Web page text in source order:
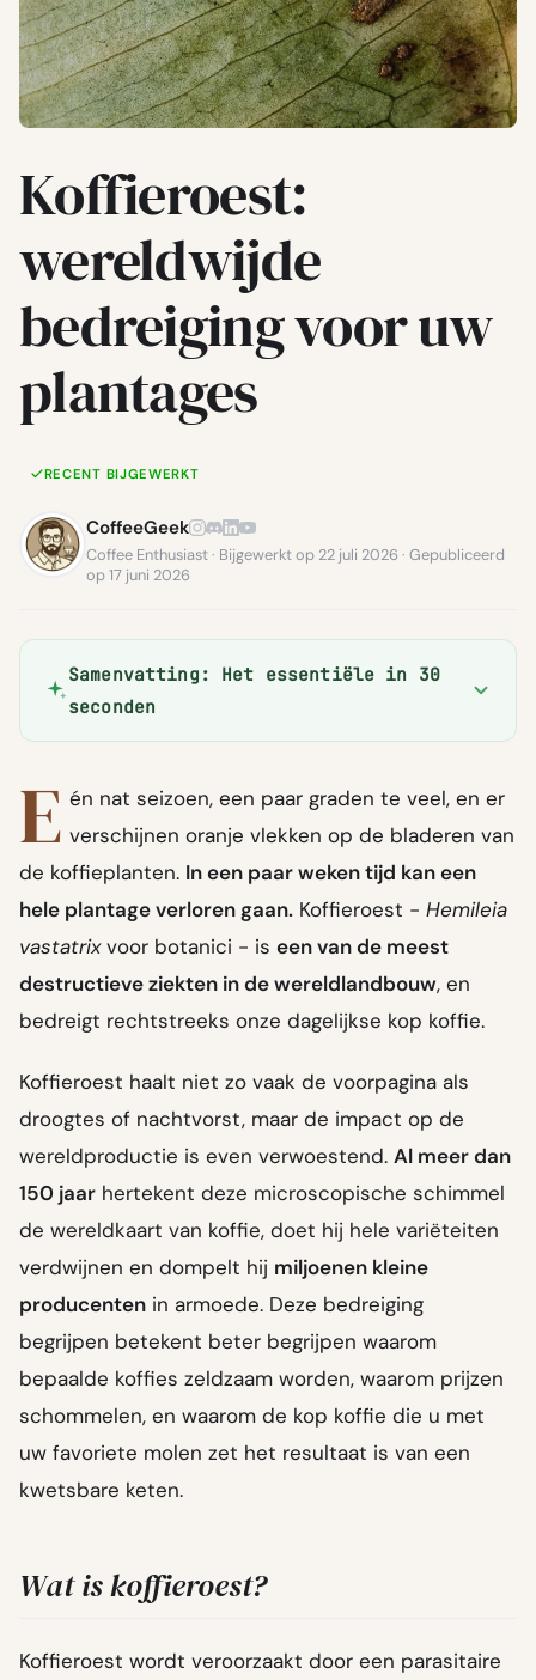
Koffieroest:
wereldwijde
bedreiging voor uw
plantages
RECENT BIJGEWERKT
CoffeeGeek
Coffee Enthusiast · Bijgewerkt op 22 juli 2026 · Gepubliceerd
op 17 juni 2026
Samenvatting: Het essentiële in 30
seconden
E én nat seizoen, een paar graden te veel, en er
verschijnen oranje vlekken op de bladeren van
de koffieplanten. In een paar weken tijd kan een
hele plantage verloren gaan. Koffieroest - Hemileia
vastatrixvoor botanici - is een van de meest
destructieve ziekten in de wereldlandbouw, en
bedreigt rechtstreeks onze dagelijkse kop koffie.
Koffieroest haalt niet zo vaak de voorpagina als
droogtes of nachtvorst, maar de impact op de
wereldproductie is even verwoestend. Al meer dan
150 jaar hertekent deze microscopische schimmel
de wereldkaart van koffie, doet hij hele variëteiten
verdwijnen en dompelt hij miljoenen kleine
producenten in armoede. Deze bedreiging
begrijpen betekent beter begrijpen waarom
bepaalde koffies zeldzaam worden, waarom prijzen
schommelen, en waarom de kop koffie die u met
uw favoriete molen zet het resultaat is van een
kwetsbare keten.
Wat is koffieroest?
Koffieroest wordt veroorzaakt door een parasitaire